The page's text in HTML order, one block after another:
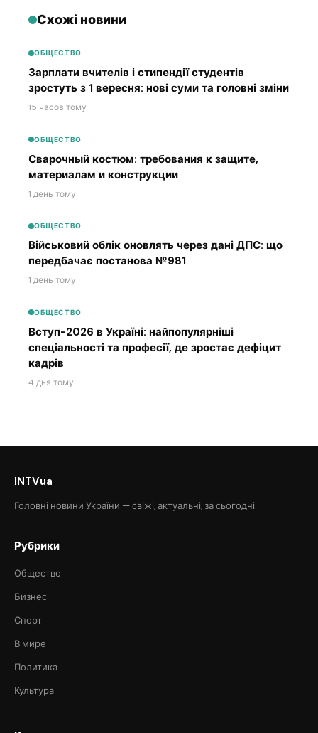
Схожі новини
ОБЩЕСТВО
Зарплати вчителів і стипендії студентів
зростуть з 1 вересня: нові суми та головні зміни
15 часов тому
ОБЩЕСТВО
Сварочный костюм: требования к защите,
материалам и конструкции
1 день тому
ОБЩЕСТВО
Військовий облік оновлять через дані ДПС: що
передбачає постанова №981
1 день тому
ОБЩЕСТВО
Вступ-2026 в Україні: найпопулярніші
спеціальності та професії, де зростає дефіцит
кадрів
4 дня тому
INTVua
Головні новини України — свіжі, актуальні, за сьогодні.
Рубрики
Общество
Бизнес
Спорт
В мире
Политика
Культура